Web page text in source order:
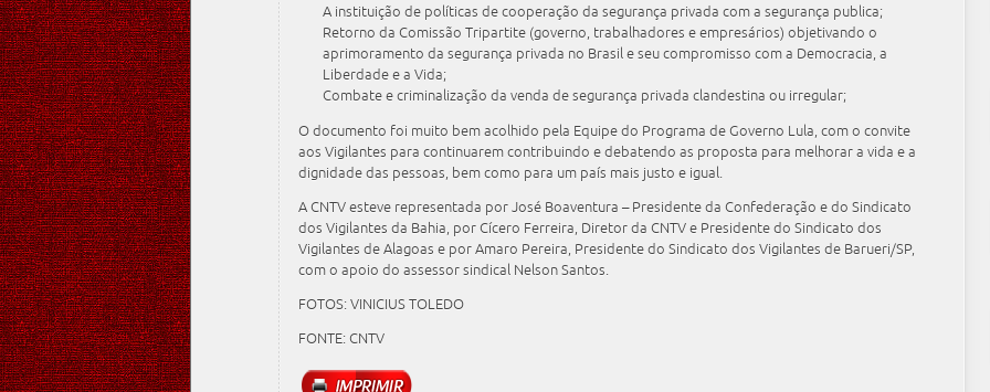
A instituição de políticas de cooperação da segurança privada com a segurança publica;
Retorno da Comissão Tripartite (governo, trabalhadores e empresários) objetivando o
aprimoramento da segurança privada no Brasil e seu compromisso com a Democracia, a
Liberdade e a Vida;
Combate e criminalização da venda de segurança privada clandestina ou irregular;
O documento foi muito bem acolhido pela Equipe do Programa de Governo Lula, com o convite
aos Vigilantes para continuarem contribuindo e debatendo as proposta para melhorar a vida e a
dignidade das pessoas, bem como para um país mais justo e igual.
A CNTV esteve representada por José Boaventura – Presidente da Confederação e do Sindicato
dos Vigilantes da Bahia, por Cícero Ferreira, Diretor da CNTV e Presidente do Sindicato dos
Vigilantes de Alagoas e por Amaro Pereira, Presidente do Sindicato dos Vigilantes de Barueri/SP,
com o apoio do assessor sindical Nelson Santos.
FOTOS: VINICIUS TOLEDO
FONTE: CNTV